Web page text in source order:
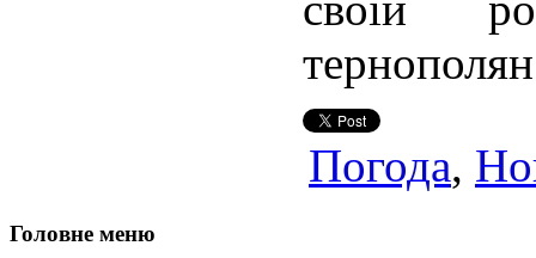
Погода,
Головне меню